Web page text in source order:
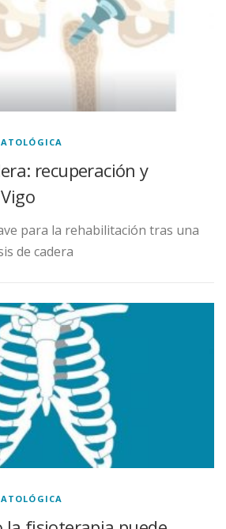
recuperación y
para la rehabilitación tras una
de cadera